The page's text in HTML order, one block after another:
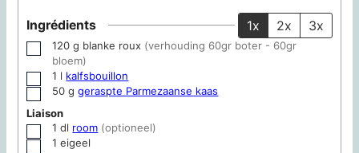
Ingrédients 1x 2x 3x
▢
120 g blanke roux (verhouding 60gr boter - 60gr
bloem)
▢
1 l kalfsbouillon
▢
50 g geraspte Parmezaanse kaas
Liaison
▢
1 dl room (optioneel)
▢
1 eigeel